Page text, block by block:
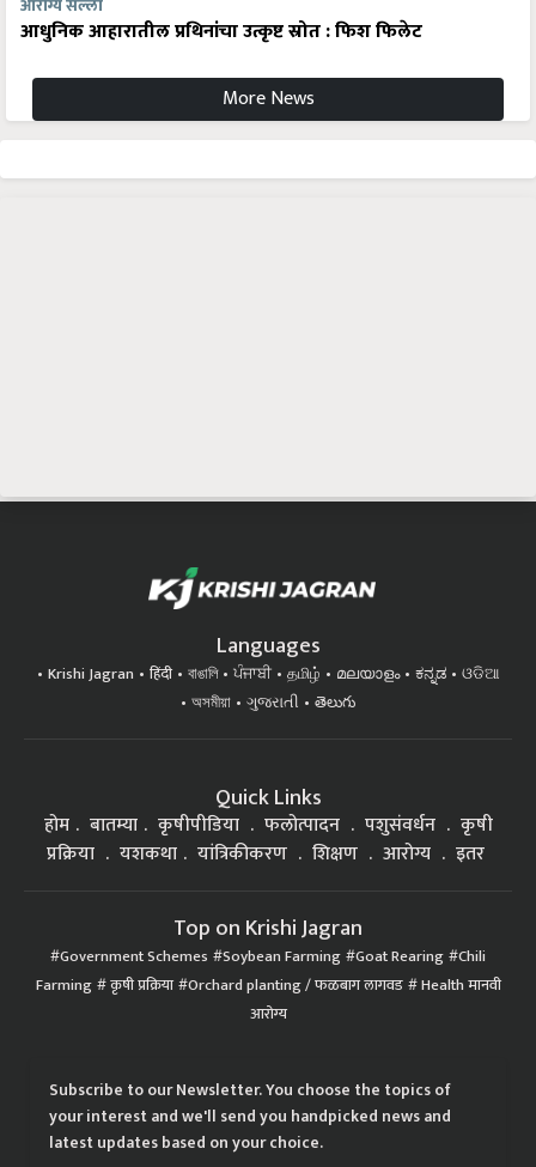
आरोग्य सल्ला
आधुनिक आहारातील प्रथिनांचा उत्कृष्ट स्रोत : फिश फिलेट
More News
Languages
Krishi Jagran हिंदी বাঙালি ਪੰਜਾਬੀ தமிழ் മലയാളം ಕನ್ನಡ
ଓଡିଆ
অসমীয়া
ગુજરાતી తెలుగు
Quick Links
होम बातम्या कृषीपीडिया फलोत्पादन पशुसंवर्धन
कृषी
प्रक्रिया
यशकथा यांत्रिकीकरण शिक्षण आरोग्य इतर
Top on Krishi Jagran
Government Schemes Soybean Farming Goat Rearing Chili
Farming कृषी प्रक्रिया Orchard planting / फळबाग लागवड Health मानवी
आरोग्य
Subscribe to our Newsletter. You choose the topics of
your interest and we'll send you handpicked news and
latest updates based on your choice.